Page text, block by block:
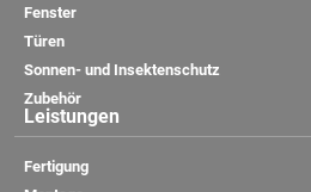
Fenster
Türen
Sonnen- und Insektenschutz
Zubehör
Leistungen
Fertigung